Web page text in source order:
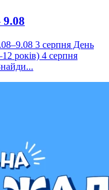
3 серпня День
років) 4 серпня